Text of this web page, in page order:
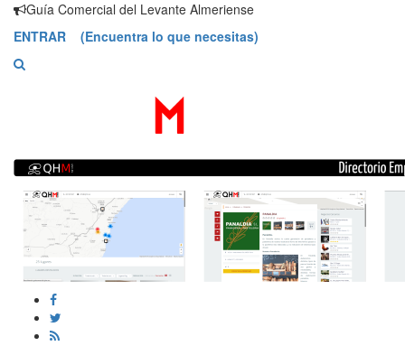
SaltarGuía Comercial del Levante Almeriense
ENTRAR (Encuentra lo que necesitas)